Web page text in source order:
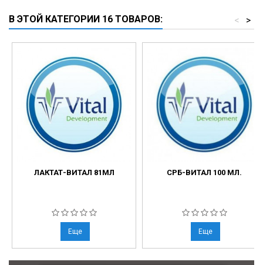
В ЭТОЙ КАТЕГОРИИ 16 ТОВАРОВ: >
<
ЛАКТАТ-ВИТАЛ 81МЛ
Еще
СРБ-ВИТАЛ 100 МЛ.
Еще